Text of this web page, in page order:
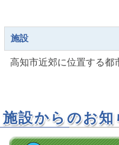
施設
高知市近郊に位置する都
施設からのお知